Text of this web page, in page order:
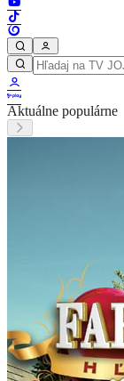
Aktuálne populárne